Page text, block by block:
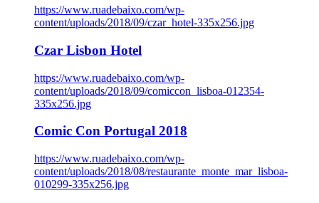
https://www.ruadebaixo.com/wp-
content/uploads/2018/09/czar_hotel-335x256.jpg
Czar Lisbon Hotel
https://www.ruadebaixo.com/wp-
content/uploads/2018/09/comiccon_lisboa-012354-
335x256.jpg
Comic Con Portugal 2018
https://www.ruadebaixo.com/wp-
content/uploads/2018/08/restaurante_monte_mar_lisboa-
010299-335x256.jpg